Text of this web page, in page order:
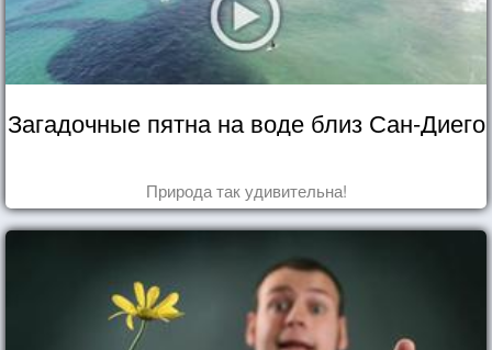
Загадочные пятна на воде близ Сан-Диего
Природа так удивительна!